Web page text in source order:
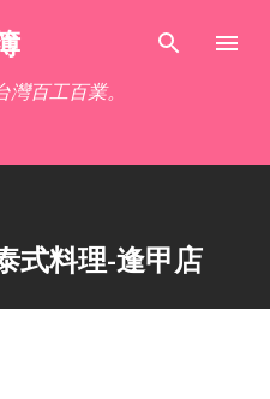
內容
百工百業。
式料理-逢甲店